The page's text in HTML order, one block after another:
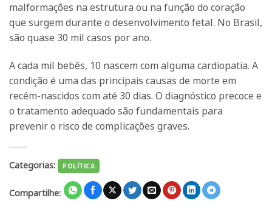
malformações na estrutura ou na função do coração
que surgem durante o desenvolvimento fetal. No Brasil,
são quase 30 mil casos por ano.
A cada mil bebês, 10 nascem com alguma cardiopatia. A
condição é uma das principais causas de morte em
recém-nascidos com até 30 dias. O diagnóstico precoce e
o tratamento adequado são fundamentais para
prevenir o risco de complicações graves.
Categorias: POLÍTICA
Compartilhe: